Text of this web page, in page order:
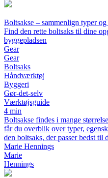
Boltsakse – sammenlign typer og
Find den rette boltsaks til dine
byggepladsen
Gear
Gear
Boltsaks
Håndværktøj
Byggeri
Gør-det-selv
Værktøjsguide
4 min
Boltsakse findes i mange
får du overblik over typer,
den boltsaks, der passer bedst til
Marie Hennings
Marie
Hennings